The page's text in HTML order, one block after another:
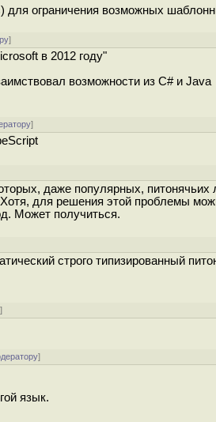
ограничения возможных
]
в 2012 году"
возможности из C# и Java
]
даже популярных, питонячьих
для решения этой проблемы
Может получиться.
строго типизированный
]
]
язык.